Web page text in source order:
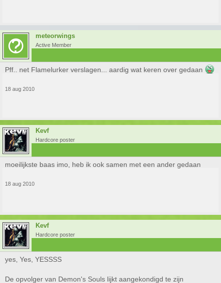
meteorwings
Active Member
Pff.. net Flamelurker verslagen... aardig wat keren over gedaan
18 aug 2010
Kevf
Hardcore poster
moeilijkste baas imo, heb ik ook samen met een ander gedaan
18 aug 2010
Kevf
Hardcore poster
yes, Yes, YESSSS
De opvolger van Demon's Souls lijkt aangekondigd te zijn